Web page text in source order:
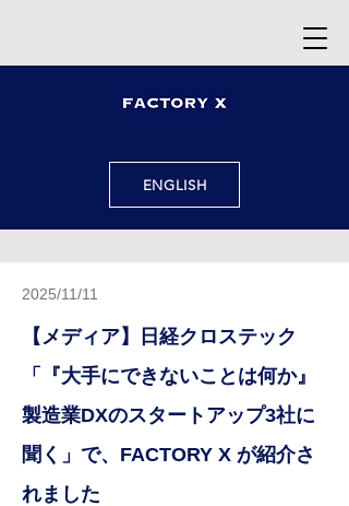
ENGLISH
2025/11/11
【メディア】日経クロステック
「『大手にできないことは何か』
製造業DXのスタートアップ3社に
聞く」で、FACTORY X が紹介さ
れました